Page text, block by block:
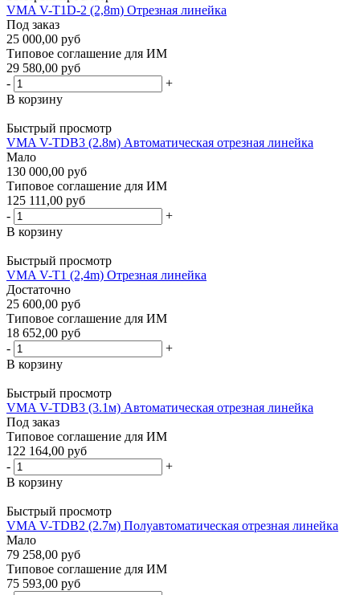
VMA V-T1D-2 (2,8m) Отрезная линейка
Под заказ
25 000,00 руб
Типовое соглашение для ИМ
29 580,00 руб
-
+
В корзину
Быстрый просмотр
VMA V-TDB3 (2.8м) Автоматическая отрезная линейка
Мало
130 000,00 руб
Типовое соглашение для ИМ
125 111,00 руб
-
+
В корзину
Быстрый просмотр
VMA V-T1 (2,4m) Отрезная линейка
Достаточно
25 600,00 руб
Типовое соглашение для ИМ
18 652,00 руб
-
+
В корзину
Быстрый просмотр
VMA V-TDB3 (3.1м) Автоматическая отрезная линейка
Под заказ
Типовое соглашение для ИМ
122 164,00 руб
-
+
В корзину
Быстрый просмотр
VMA V-TDB2 (2.7м) Полуавтоматическая отрезная линейка
Мало
79 258,00 руб
Типовое соглашение для ИМ
75 593,00 руб